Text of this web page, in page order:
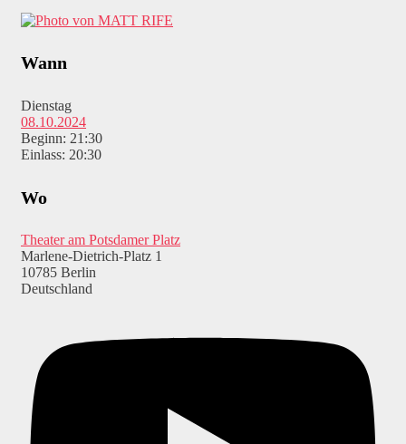
Wann
Dienstag
08.10.2024
Beginn: 21:30
Einlass: 20:30
Wo
Theater am Potsdamer Platz
Marlene-Dietrich-Platz 1
10785 Berlin
Deutschland